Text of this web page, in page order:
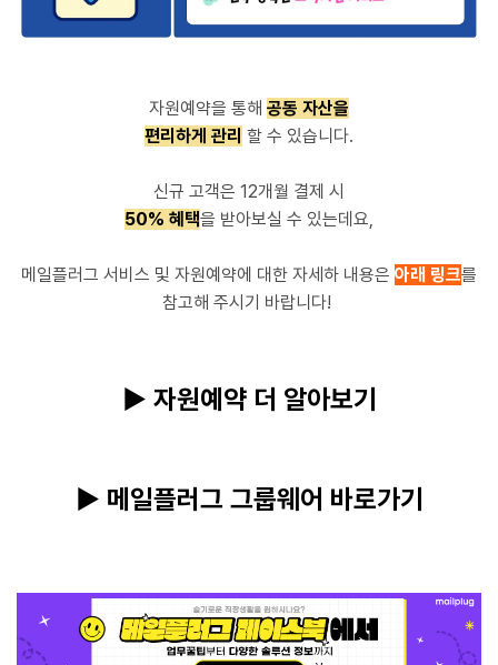
자원예약을 통해 공동 자산을
편리하게 관리 할 수 있습니다.
신규 고객은 12개월 결제 시
50% 혜택을 받아보실 수 있는데요,
메일플러그 서비스 및 자원예약에 대한 자세하 내용은 아래 링크를
참고해 주시기 바랍니다!
▶ 자원예약 더 알아보기
▶ 메일플러그 그룹웨어 바로가기